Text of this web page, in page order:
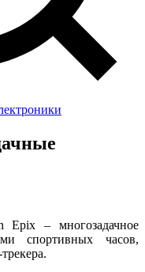
Epix – многозадачное
спортивных часов,